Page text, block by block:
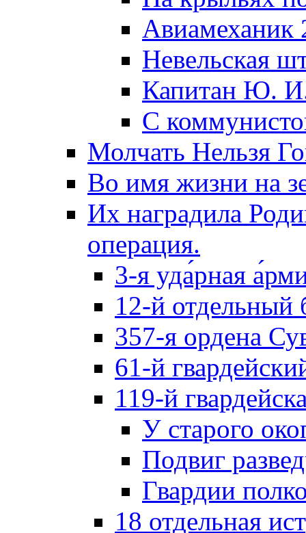
Невельская
Капитан Ю.
С
Молчать Нельзя
Во имя жизни на
Их наградила
операция.
3-я уда́рная
12-й отдельный
357-я ордена
61-й
119-й
У старого
Подвиг
Гвардии
18 отдельная